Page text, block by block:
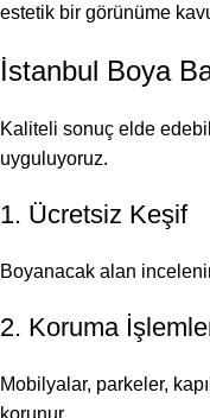
estetik bir görünüme
İstanbul Boya
Kaliteli sonuç elde
uyguluyoruz.
1. Ücretsiz Keşif
Boyanacak alan
2. Koruma
Mobilyalar, parkeler,
korunur.